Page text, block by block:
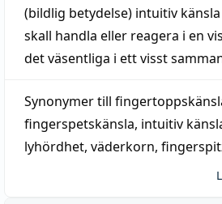
(bildlig betydelse) intuitiv känsla
skall handla eller reagera i en
det väsentliga i ett visst
Synonymer till
fingerspetskänsla, intuitiv
lyhördhet, väderkorn,